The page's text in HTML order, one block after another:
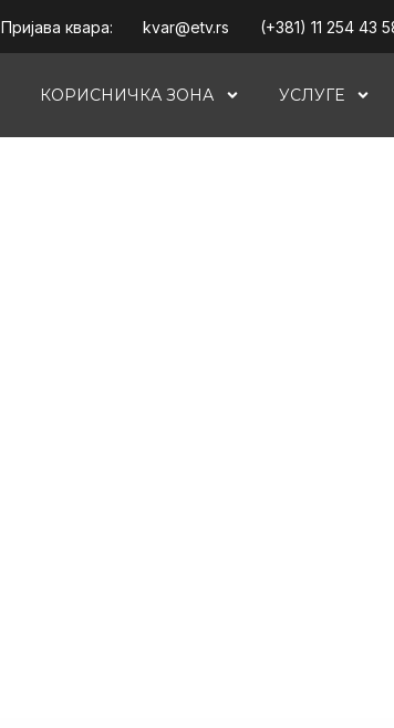
Пријава квара: kvar@etv.rs (+381) 11 254 43
КОРИСНИЧКА ЗОНА УСЛУГЕ